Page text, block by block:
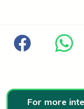
For more